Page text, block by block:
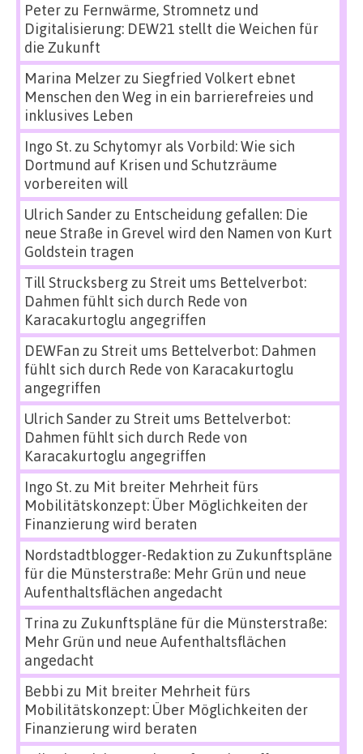
Peterzu Fernwärme, Stromnetz und
Digitalisierung: DEW21 stellt die Weichen für
die Zukunft
Marina Melzerzu Siegfried Volkert ebnet
Menschen den Weg in ein barrierefreies und
inklusives Leben
Ingo St.zu Schytomyr als Vorbild: Wie sich
Dortmund auf Krisen und Schutzräume
vorbereiten will
Ulrich Sanderzu Entscheidung gefallen: Die
neue Straße in Grevel wird den Namen von Kurt
Goldstein tragen
Till Strucksbergzu Streit ums Bettelverbot:
Dahmen fühlt sich durch Rede von
Karacakurtoglu angegriffen
DEWFan zu Streit ums Bettelverbot: Dahmen
fühlt sich durch Rede von Karacakurtoglu
angegriffen
Ulrich Sanderzu Streit ums Bettelverbot:
Dahmen fühlt sich durch Rede von
Karacakurtoglu angegriffen
Ingo St.zu Mit breiter Mehrheit fürs
Mobilitätskonzept: Über Möglichkeiten der
Finanzierung wird beraten
Nordstadtblogger-Redaktion zu Zukunftspläne
für die Münsterstraße: Mehr Grün und neue
Aufenthaltsflächen angedacht
Trina zu Zukunftspläne für die Münsterstraße:
Mehr Grün und neue Aufenthaltsflächen
angedacht
Bebbi zu Mit breiter Mehrheit fürs
Mobilitätskonzept: Über Möglichkeiten der
Finanzierung wird beraten